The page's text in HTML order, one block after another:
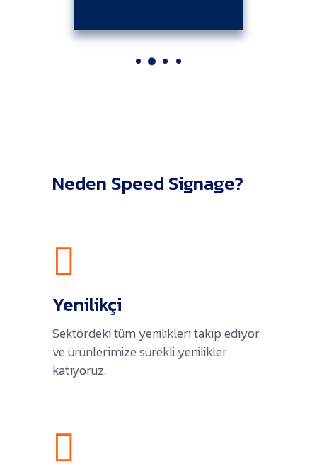
Neden Speed Signage?
Yenilikçi
Sektördeki tüm yenilikleri takip ediyor
ve ürünlerimize sürekli yenilikler
katıyoruz.